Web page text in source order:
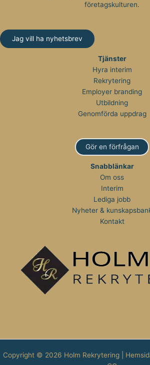
företagskulturen.
Jag vill ha nyhetsbrev
Tjänster
Hyra interim
Rekrytering
Employer branding
Utbildning
Genomförda uppdrag
Gör en förfrågan
Snabblänkar
Om oss
Interim
Lediga jobb
Nyheter &
Kontakt
Copyright © 2026 Holm Rekrytering |